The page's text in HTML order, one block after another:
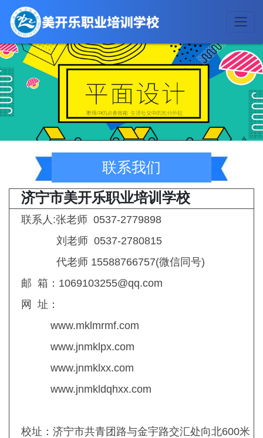
联系我们
济宁市美开乐职业培训学校
联系人:张老师 0537-2779898
刘老师 0537-2780815
代老师 15588766757(微信同号)
邮 箱：1069103255@qq.com
网 址：
www.mklmrmf.com
www.jnmklpx.com
www.jnmklxx.com
www.jnmkldqhxx.com
校址：济宁市共青团路与金宇路交汇处向北600米